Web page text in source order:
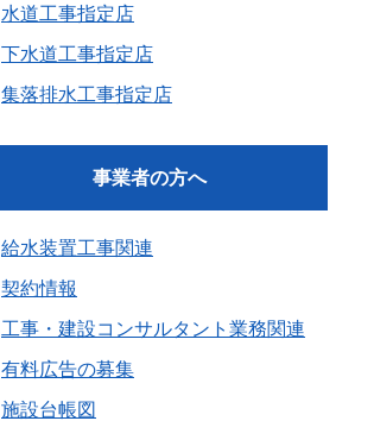
水道工事指定店
下水道工事指定店
集落排水工事指定店
事業者の方へ
給水装置工事関連
契約情報
工事・建設コンサルタント業務関連
有料広告の募集
施設台帳図